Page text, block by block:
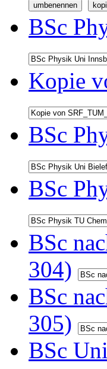
BSc
Kopie
BSc
BSc
BSc
304)
BSc
305)
BSc